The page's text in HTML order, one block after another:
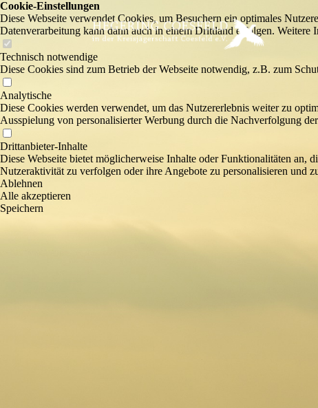
Cookie-Einstellungen
Diese Webseite verwendet Cookies, um Besuchern ein optimales
Datenverarbeitung kann dann auch in einem Drittland erfolgen.
Technisch notwendige
Diese Cookies sind zum Betrieb der Webseite notwendig, z.B. zum
Analytische
Diese Cookies werden verwendet, um das Nutzererlebnis weiter zu
Ausspielung von personalisierter Werbung durch die Nachverfolgung
Drittanbieter-Inhalte
Diese Webseite bietet möglicherweise Inhalte oder Funktionalitäten
Nutzeraktivität zu verfolgen oder ihre Angebote zu personalisieren und
Ablehnen
Alle akzeptieren
Speichern